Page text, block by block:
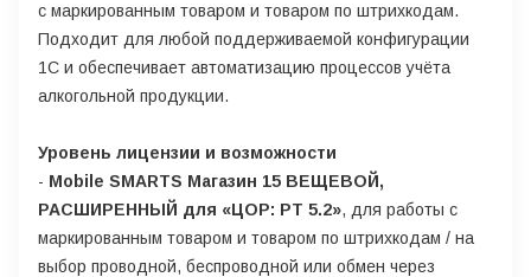
с маркированным товаром и товаром по штрихкодам.
Подходит для любой поддерживаемой конфигурации
1С и обеспечивает автоматизацию процессов учёта
алкогольной продукции.
Уровень лицензии и возможности
- Mobile SMARTS Магазин 15 ВЕЩЕВОЙ,
РАСШИРЕННЫЙ для «ЦОР: РТ 5.2», для работы с
маркированным товаром и товаром по штрихкодам / на
выбор проводной, беспроводной или обмен через